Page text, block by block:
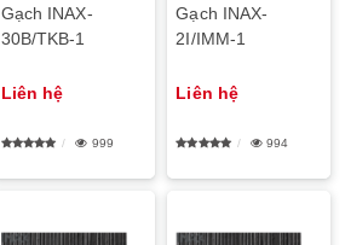
Gạch INAX-
30B/TKB-1
Liên hệ
999
Gạch INAX-
2I/IMM-1
Liên hệ
994